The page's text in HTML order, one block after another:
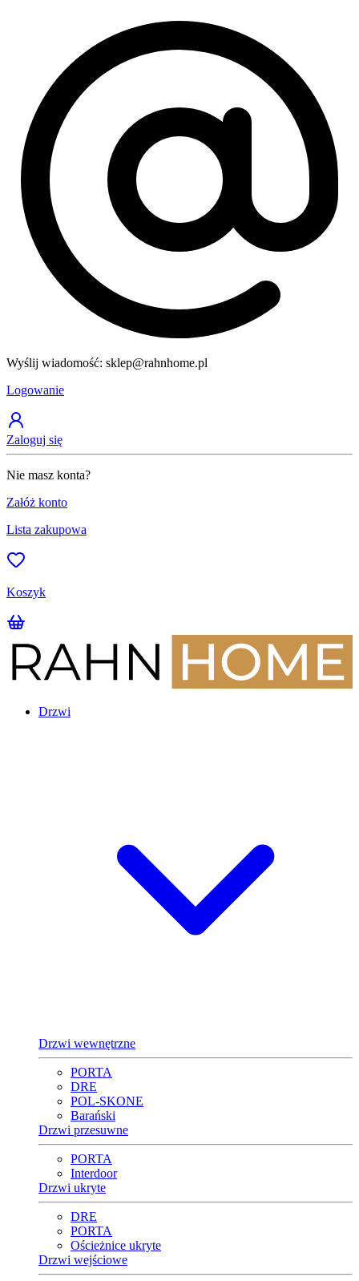
Wyślij wiadomość: sklep@rahnhome.pl
Logowanie
Zaloguj się
Nie masz konta?
Załóż konto
Lista zakupowa
Koszyk
Drzwi
Drzwi wewnętrzne
PORTA
DRE
POL-SKONE
Barański
Drzwi przesuwne
PORTA
Interdoor
Drzwi ukryte
DRE
PORTA
Ościeżnice ukryte
Drzwi wejściowe